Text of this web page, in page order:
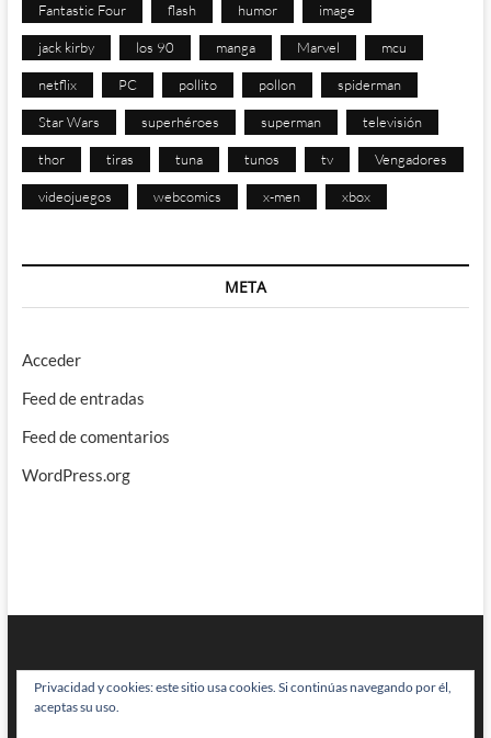
Fantastic Four flash humor image
jack kirby los 90 manga Marvel mcu
netflix PC pollito pollon spiderman
Star Wars superhéroes superman televisión
thor tiras tuna tunos tv Vengadores
videojuegos webcomics x-men xbox
META
Acceder
Feed de entradas
Feed de comentarios
WordPress.org
Privacidad y cookies: este sitio usa cookies. Si continúas navegando por él,
aceptas su uso.